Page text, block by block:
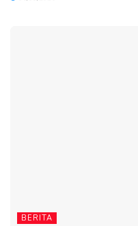
BERITA